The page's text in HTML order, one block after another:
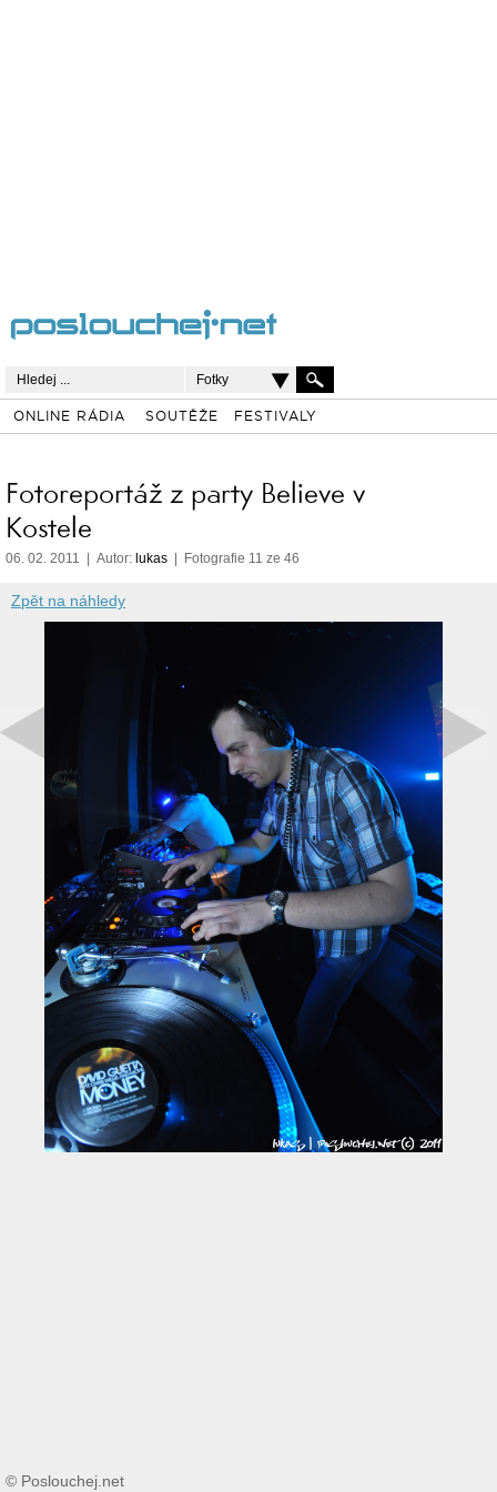
Fotky
ONLINE RÁDIA SOUTĚŽE FESTIVALY
Fotoreportáž z party Believe v
Kostele
06. 02. 2011 | Autor: lukas | Fotografie 11 ze 46
Zpět na náhledy
© Poslouchej.net